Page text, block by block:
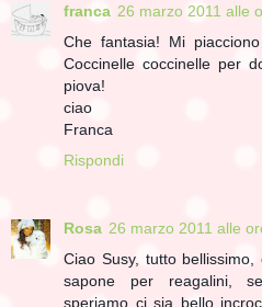
franca 26 marzo 2011 alle
Che fantasia! Mi
Coccinelle coccinelle per
piova!
ciao
Franca
Rispondi
Rosa 26 marzo 2011 alle
Ciao Susy, tutto
sapone per reagalini,
speriamo ci sia bello